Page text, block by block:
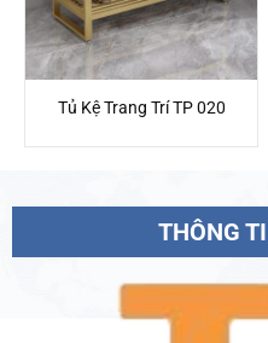
Tủ Kệ Trang Trí TP 020
THÔNG